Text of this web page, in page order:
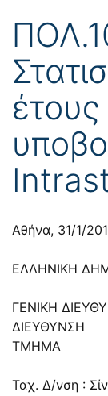
Αθήνα, 31/1/
ΕΛΛΗΝΙΚΗ
ΓΕΝΙΚΗ
ΔΙΕΥΘΥΝΣΗ
ΤΜΗΜΑ
Ταχ. Δ/νση :